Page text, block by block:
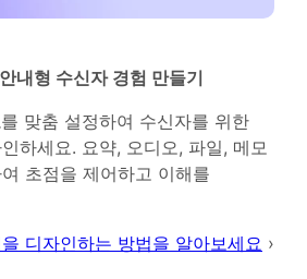
내형 수신자 경험 만들기
를 맞춤 설정하여 수신자를 위한
하세요. 요약, 오디오, 파일, 메모
초점을 제어하고 이해를
디자인하는 방법을 알아보세요 ›